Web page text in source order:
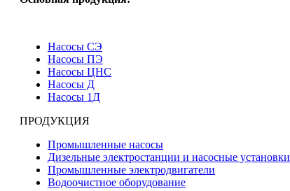
Насосы СЭ
Насосы ПЭ
Насосы ЦНС
Насосы Д
Насосы 1Д
ПРОДУКЦИЯ
Промышленные насосы
Дизельные электростанции и насосные установки
Промышленные электродвигатели
Водоочистное оборудование